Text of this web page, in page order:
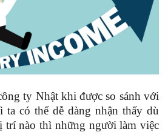
ty Nhật khi được so sánh với
ta có thể dễ dàng nhận thấy dù
trí nào thì những người làm việc